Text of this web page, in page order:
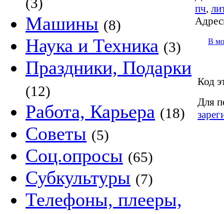
Машины (8)
Наука и Техника (3)
Праздники, Подарки
(12)
Работа, Карьера (18)
Советы (5)
Соц.опросы (65)
Субкультуры (7)
Телефоны, плееры,
пч,
В
Код
Для